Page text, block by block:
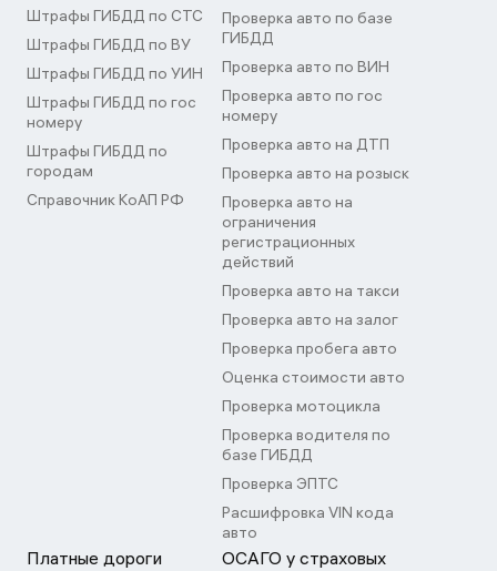
Штрафы ГИБДД по СТС
Штрафы ГИБДД по ВУ
Штрафы ГИБДД по УИН
Штрафы ГИБДД по гос
номеру
Штрафы ГИБДД по
городам
Справочник КоАП РФ
Проверка авто по базе
ГИБДД
Проверка авто по ВИН
Проверка авто по гос
номеру
Проверка авто на ДТП
Проверка авто на розыск
Проверка авто на
ограничения
регистрационных
действий
Проверка авто на такси
Проверка авто на залог
Проверка пробега авто
Оценка стоимости авто
Проверка мотоцикла
Проверка водителя по
базе ГИБДД
Проверка ЭПТС
Расшифровка VIN кода
авто
Платные дороги ОСАГО у страховых